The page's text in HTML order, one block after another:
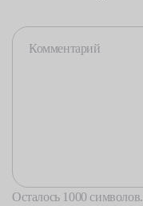
Осталось 1000 символов.